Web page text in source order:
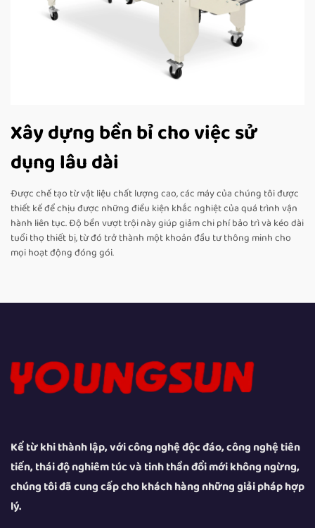
Xây dựng bền bỉ cho việc sử
dụng lâu dài
Được chế tạo từ vật liệu chất lượng cao, các máy của chúng tôi được
thiết kế để chịu được những điều kiện khắc nghiệt của quá trình vận
hành liên tục. Độ bền vượt trội này giúp giảm chi phí bảo trì và kéo dài
tuổi thọ thiết bị, từ đó trở thành một khoản đầu tư thông minh cho
mọi hoạt động đóng gói.
Kể từ khi thành lập, với công nghệ độc đáo, công nghệ tiên
tiến, thái độ nghiêm túc và tinh thần đổi mới không ngừng,
chúng tôi đã cung cấp cho khách hàng những giải pháp hợp
lý.